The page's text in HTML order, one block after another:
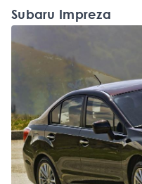
Subaru Impreza